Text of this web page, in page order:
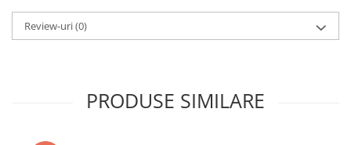
Review-uri(0)
PRODUSE SIMILARE